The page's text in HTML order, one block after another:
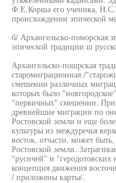
Ф.Е.Корша его ученика,
происхождении эпической
б/ Архангельско-поморская
эпической традиции ш
Архангельско-пошрская
старомиграционная /
смешении различных
которых было
"первичных" смешении.
древнейшие миграции по
Ростовской земли и еще
культуры из междуречья
восток, отчасти, может
Ростовской земли.
"русичей" и "геродотовских
концепция движения
/ приложены карты/.